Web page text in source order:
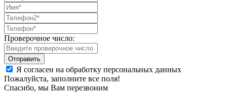
Проверочное число:
Я согласен на обработку персональных данных
Пожалуйста, заполните все поля!
Спасибо, мы Вам перезвоним